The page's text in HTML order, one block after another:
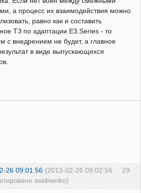
а процесс их взаимодействия можно
равно как и составить
ТЗ по адаптации E3.Series - то
с внедрением не будет, а главное
в виде выпускающихся
29
26 09:01:56 (2013-02-26 09:02:56
asidnenko)